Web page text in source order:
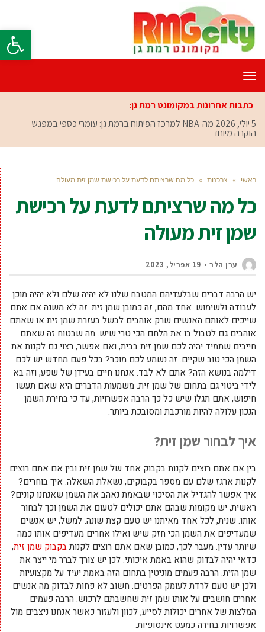
פתח
תפריט
כתבות אחרונות במקומונט רמת גן:
5 יולי, 2026
מה-NBA למרכז הפיתוח ברמת גן: עומרי כספי במפגש
הוקרה מיוחד
ראשי » צרכנות » כל מה שרציתם לדעת על רכישת שמן זית מעולה
כל מה שרציתם לדעת על רכישת
שמן זית מעולה
ערן הלר 19 אפריל, 2023
יש הרבה דברים שבלעדיהם המטבח שלנו לא יהיה שלם ולא יהיה מוכן
לעבודה ולשימוש. אחד מהם, זה כמובן שמן זית. זה לא משנה אם אתם
שייכים לאותם האנשים שרק אוהבים לבשל בעזרת שמן זית או שאתם
אוהבים גם לטבול בו את הלחם הכי טרי שיש. מה שבטוח זה שאתם
חייבים שתמיד יהיה לכם שמן זית בבית, ואם אפשר, רצוי גם לקנות את
השמן הכי טוב שקיים. זה נשמע לכם מוכר? בכל פעם מחדש יש לכם
דילמה בנושא הזה? אתם לא לבד. אנחנו חיים בעידן של שפע, וזה בא
לידי ביטוי גם בתחום של שמן זית. משמעות הדברים היא שאם תעשו
חיפוש, אתם תגלו שיש כל כך הרבה אפשרויות, עד כי בחירת השמן
הנכון עלולה להיות מורכבת ומסובכת ביותר.
איך לבחור שמן זית?
בין אם אתם רוצים לקנות בקבוק אחד של שמן זית ובין אם אתם רוצים
לקנות ארגז שלם עם מספר בקבוקים, נשאלת השאלה: איך בוחרים?
איך אפשר להגדיל את הסיכוי שבאמת נאהב את השמן שאנחנו קונים?
ראשית, יש מקומות שבהם אתם יכולים לטעום את השמן וכך לבחור
אותו. שנית, לכל אחד מאיתנו יש טעם קצת שונה. למשל, יש אנשים
שמעדיפים את השמן הכי חזק שיש ואילו אחרים מעדיפים אותו כמה
שיותר עדין. מעבר לכך, כמובן שאם אתם רוצים לקנותבקבוק שמן זית,
כדאי יהיה לבדוק שהוא באמת איכותי. לכן יש צורך לברר מי ייצר את
שמן הזית. הרבה פעמים מוניטין בתחום הזה באמת יעיד על מקצועיות
ולכן יש טעם לרדת לעומק הפרטים. חשוב לא פחות לבדוק מה אנשים
אחרים חושבים על אותו שמן זית שחשבתם לרכוש. הרבה פעמים
המלצות של אחרים יכולות לסייע, לכוון ולעזור כאשר אנחנו ניצבים מול
אפשרויות בחירה כמעט אינסופיות.